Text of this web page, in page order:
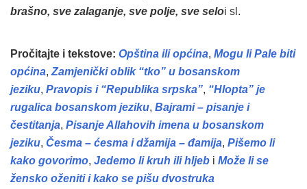
brašno, sve zalaganje, sve polje, sve seloi sl.
Pročitajte i tekstove: Opština ili općina, Mogu li Pale biti
općina, Zamjenički oblik “tko” u bosanskom
jeziku, Pravopis i “Republika srpska”, “Hlopta” je
rugalica bosanskom jeziku, Bajrami – pisanje i
čestitanja, Pisanje Allahovih imena u bosanskom
jeziku, Česma – ćesma i džamija – đamija, Pišemo li
kako govorimo, Jedemo li kruh ili hljeb i Može li se
žensko oženiti i kako se pišu dvostruka